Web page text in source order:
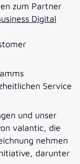
zum Partner
Digital
Service
und unser
valantic, die
nehmen
darunter